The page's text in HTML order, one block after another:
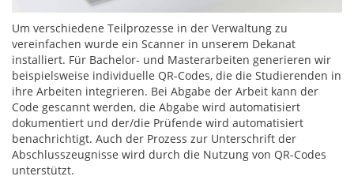
Um verschiedene Teilprozesse in der Verwaltung zu
vereinfachen wurde ein Scanner in unserem Dekanat
installiert. Für Bachelor- und Masterarbeiten generieren wir
beispielsweise individuelle QR-Codes, die die Studierenden in
ihre Arbeiten integrieren. Bei Abgabe der Arbeit kann der
Code gescannt werden, die Abgabe wird automatisiert
dokumentiert und der/die Prüfende wird automatisiert
benachrichtigt. Auch der Prozess zur Unterschrift der
Abschlusszeugnisse wird durch die Nutzung von QR-Codes
unterstützt.